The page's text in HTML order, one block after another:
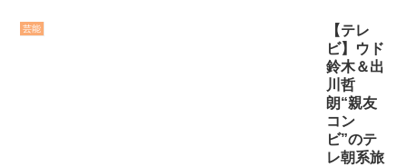
芸能
【テレ
ビ】ウド
鈴木＆出
川哲
朗“親友
コン
ビ”のテ
レ朝系旅